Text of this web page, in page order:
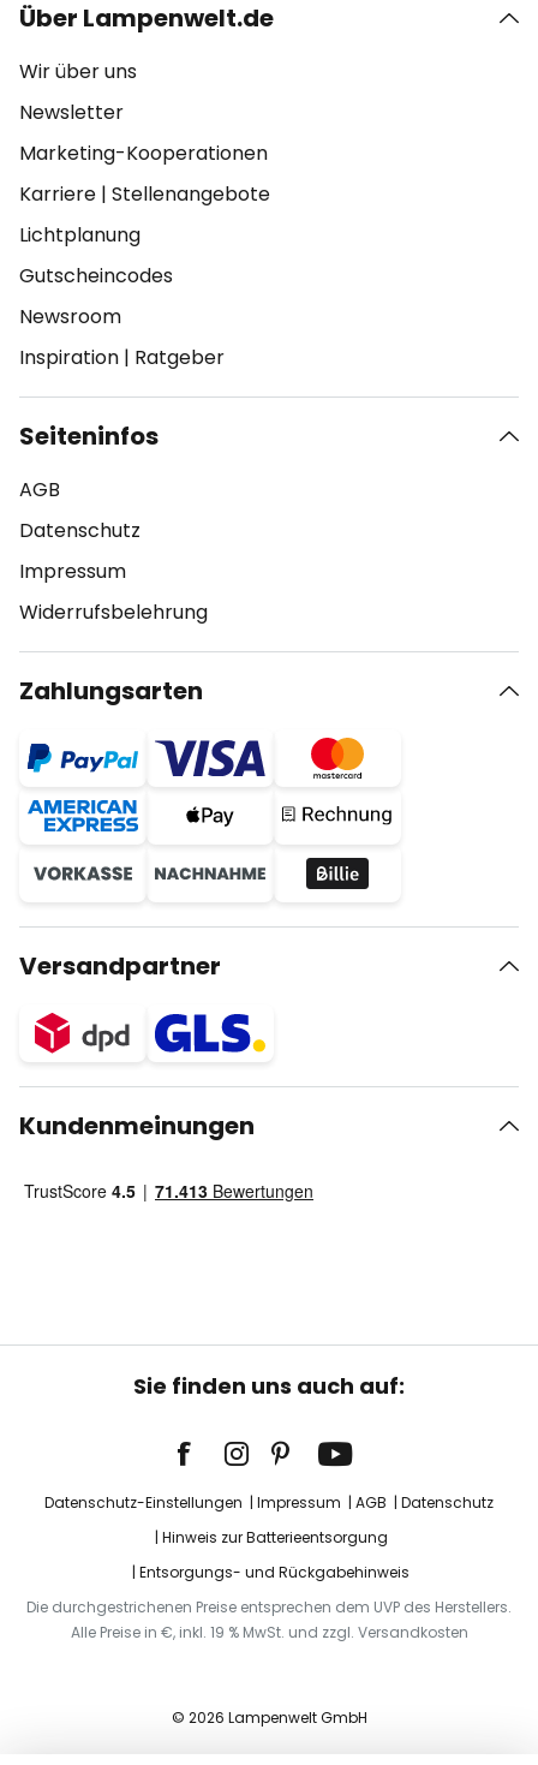
Über Lampenwelt.de
Wir über uns
Newsletter
Marketing-Kooperationen
Karriere | Stellenangebote
Lichtplanung
Gutscheincodes
Newsroom
Inspiration | Ratgeber
Seiteninfos
AGB
Datenschutz
Impressum
Widerrufsbelehrung
Zahlungsarten
Versandpartner
Kundenmeinungen
Sie finden uns auch auf:
Datenschutz-Einstellungen Impressum AGB
Datenschutz
Hinweis zur Batterieentsorgung
Entsorgungs- und Rückgabehinweis
Die durchgestrichenen Preise entsprechen dem UVP des Herstellers.
Alle Preise in €, inkl. 19 % MwSt. und zzgl. Versandkosten
© 2026 Lampenwelt GmbH